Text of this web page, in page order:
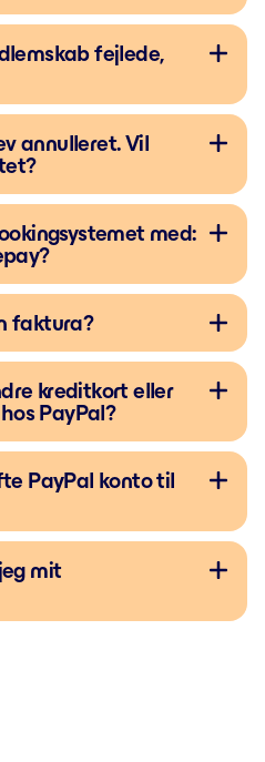
fejlede,
annulleret. Vil
med:
faktura?
kreditkort eller
PayPal?
PayPal konto til
mit